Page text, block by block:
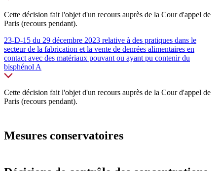
Cette décision fait l'objet d'un recours auprès de la Cour d'appel de
Paris (recours pendant).
23-D-15 du 29 décembre 2023 relative à des pratiques dans le
secteur de la fabrication et la vente de denrées alimentaires en
contact avec des matériaux pouvant ou ayant pu contenir du
bisphénol A
Cette décision fait l'objet d'un recours auprès de la Cour d'appel de
Paris (recours pendant).
Mesures conservatoires